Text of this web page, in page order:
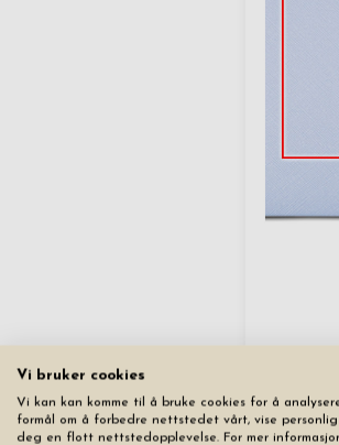
Nulstill
Vi bruker cookies
Vi kan kan komme til å bruke cookies for å
formål om å forbedre nettstedet vårt, vise
deg en flott nettstedopplevelse. For mer